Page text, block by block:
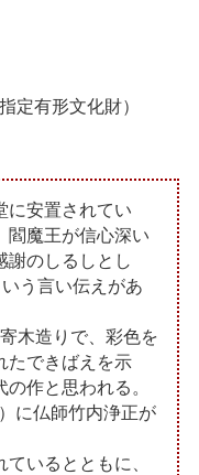
定有形文化財）
に安置されてい
閻魔王が信心深い
謝のしるしとし
う言い伝えがあ
木造りで、彩色を
たできばえを示
作と思われる。
に仏師竹内浄正が
いるとともに、